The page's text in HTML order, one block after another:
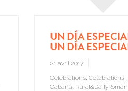
UN DÍA
UN DÍA
21 avril 2017
Célébrations,
Cabana,